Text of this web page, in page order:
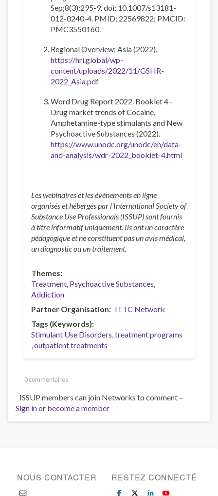
Sep;8(3):295-9. doi: 10.1007/s13181-
012-0240-4. PMID: 22569822; PMCID:
PMC3550160.
Regional Overview: Asia (2022).
https://hri.global/wp-
content/uploads/2022/11/GSHR-
2022_Asia.pdf
Word Drug Report 2022. Booklet 4 -
Drug market trends of Cocaine,
Amphetamine-type stimulants and New
Psychoactive Substances (2022).
https://www.unodc.org/unodc/en/data-
and-analysis/wdr-2022_booklet-4.html
Les webinaires et les événements en ligne
organisés et hébergés par l'International Society of
Substance Use Professionals (ISSUP) sont fournis
à titre informatif uniquement. Ils ont un caractère
pédagogique et ne constituent pas un avis médical,
un diagnostic ou un traitement.
Themes
Treatment Psychoactive Substances
Addiction
Partner Organisation
ITTC Network
Tags (Keywords)
Stimulant Use Disorders treatment programs
outpatient treatments
0 commentaires
ISSUP members can join Networks to comment –
Sign inor become a member
NOUS CONTACTER RESTEZ CONNECTÉ